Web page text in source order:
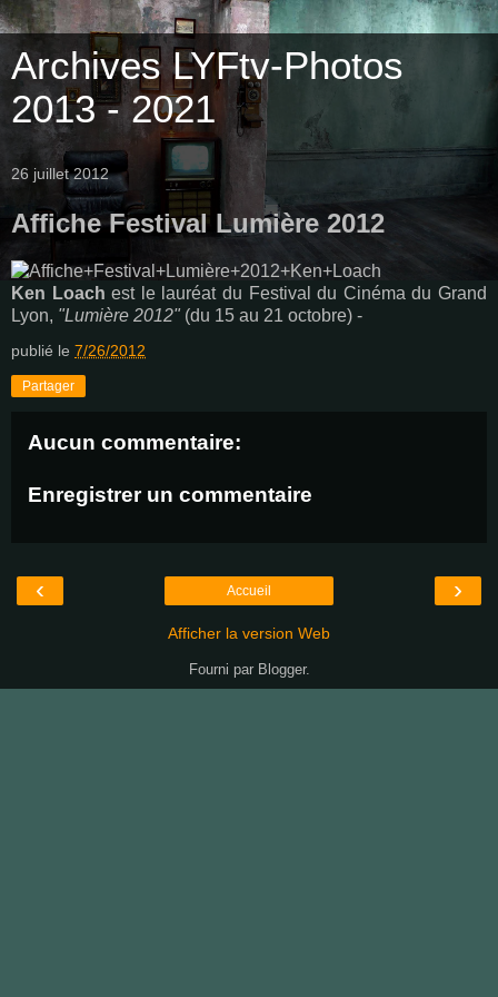
Archives LYFtv-Photos
2013 - 2021
26 juillet 2012
Affiche Festival Lumière 2012
Ken Loach est le lauréat du Festival du Cinéma du Grand
Lyon, "Lumière 2012"(du 15 au 21 octobre) -
publié le 7/26/2012
Partager
Aucun commentaire:
Enregistrer un commentaire
‹ ›
Accueil
Afficher la version Web
Fourni par Blogger.